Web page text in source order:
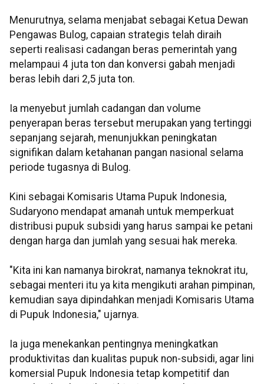
Menurutnya, selama menjabat sebagai Ketua Dewan
Pengawas Bulog, capaian strategis telah diraih
seperti realisasi cadangan beras pemerintah yang
melampaui 4 juta ton dan konversi gabah menjadi
beras lebih dari 2,5 juta ton.
Ia menyebut jumlah cadangan dan volume
penyerapan beras tersebut merupakan yang tertinggi
sepanjang sejarah, menunjukkan peningkatan
signifikan dalam ketahanan pangan nasional selama
periode tugasnya di Bulog.
Kini sebagai Komisaris Utama Pupuk Indonesia,
Sudaryono mendapat amanah untuk memperkuat
distribusi pupuk subsidi yang harus sampai ke petani
dengan harga dan jumlah yang sesuai hak mereka.
"Kita ini kan namanya birokrat, namanya teknokrat itu,
sebagai menteri itu ya kita mengikuti arahan pimpinan,
kemudian saya dipindahkan menjadi Komisaris Utama
di Pupuk Indonesia," ujarnya.
Ia juga menekankan pentingnya meningkatkan
produktivitas dan kualitas pupuk non-subsidi, agar lini
komersial Pupuk Indonesia tetap kompetitif dan